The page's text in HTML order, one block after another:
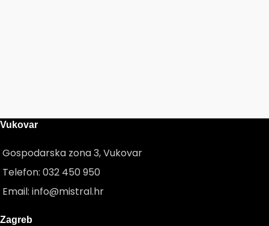
Vukovar
Gospodarska zona 3, Vukovar
Telefon: 032 450 950
Email: info@mistral.hr
Zagreb